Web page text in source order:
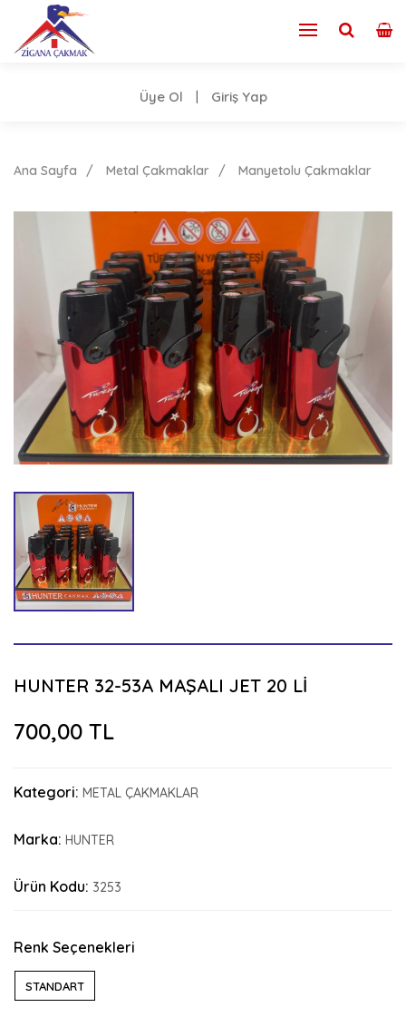
Üye Ol Giriş Yap
Ana Sayfa Metal Çakmaklar Manyetolu Çakmaklar
HUNTER 32-53A MAŞALI JET 20 Lİ
700,00 TL
Kategori: METAL ÇAKMAKLAR
Marka: HUNTER
Ürün Kodu: 3253
Renk Seçenekleri
STANDART